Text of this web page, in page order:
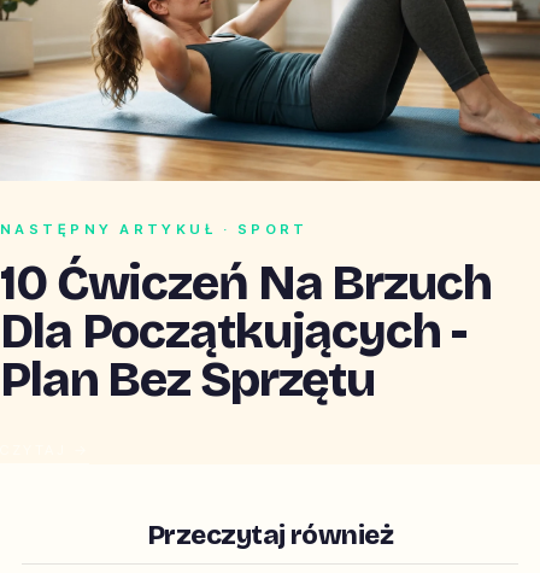
NASTĘPNY ARTYKUŁ · SPORT
10 Ćwiczeń Na Brzuch
Dla Początkujących -
Plan Bez Sprzętu
Przeczytaj również